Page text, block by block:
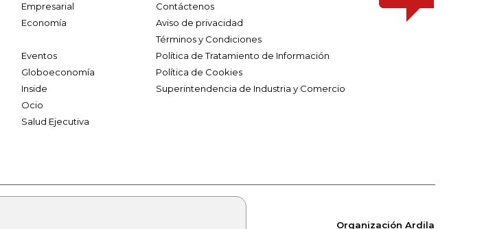
Empresarial
Economía
Eventos
Globoeconomía
Inside
Ocio
Salud Ejecutiva
Contáctenos
Aviso de privacidad
Términos y Condiciones
Política de Tratamiento de Información
Política de Cookies
Superintendencia de Industria y Comercio
Organización Ardila